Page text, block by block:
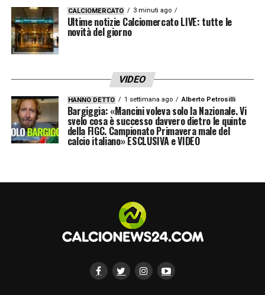
CALCIOMERCATO 3 minuti ago
Ultime notizie Calciomercato LIVE: tutte le
novità del giorno
VIDEO
HANNO DETTO 1 settimana ago Alberto Petrosilli
Bargiggia: «Mancini voleva solo la Nazionale. Vi
svelo cosa è successo davvero dietro le quinte
della FIGC. Campionato Primavera male del
calcio italiano» ESCLUSIVA e VIDEO